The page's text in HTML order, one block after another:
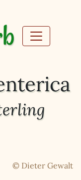
© Dieter Gewalt